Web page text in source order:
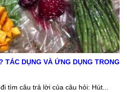
TÁC DỤNG VÀ ỨNG DỤNG TRONG
tìm câu trả lời của câu hỏi: Hút...